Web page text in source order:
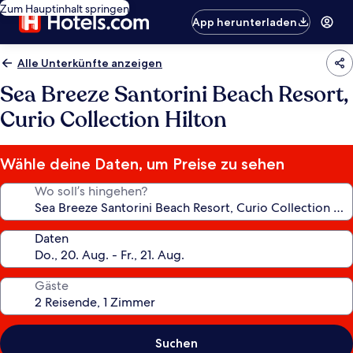
Zum Hauptinhalt springen
App herunterladen
Alle Unterkünfte anzeigen
Sea Breeze Santorini Beach Resort,
Curio Collection Hilton
Wähle deine Daten, um Preise zu sehen
Wo soll’s hingehen?
Daten
Gäste
Suchen